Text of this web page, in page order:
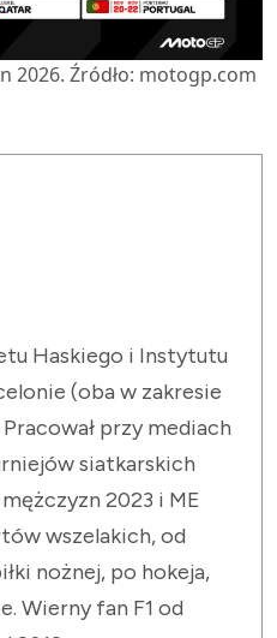
2026. Źródło: motogp.com
Haskiego i Instytutu
(oba w zakresie
przy mediach
siatkarskich
2023 i ME
wszelakich, od
nożnej, po hokeja,
Wierny fan F1 od